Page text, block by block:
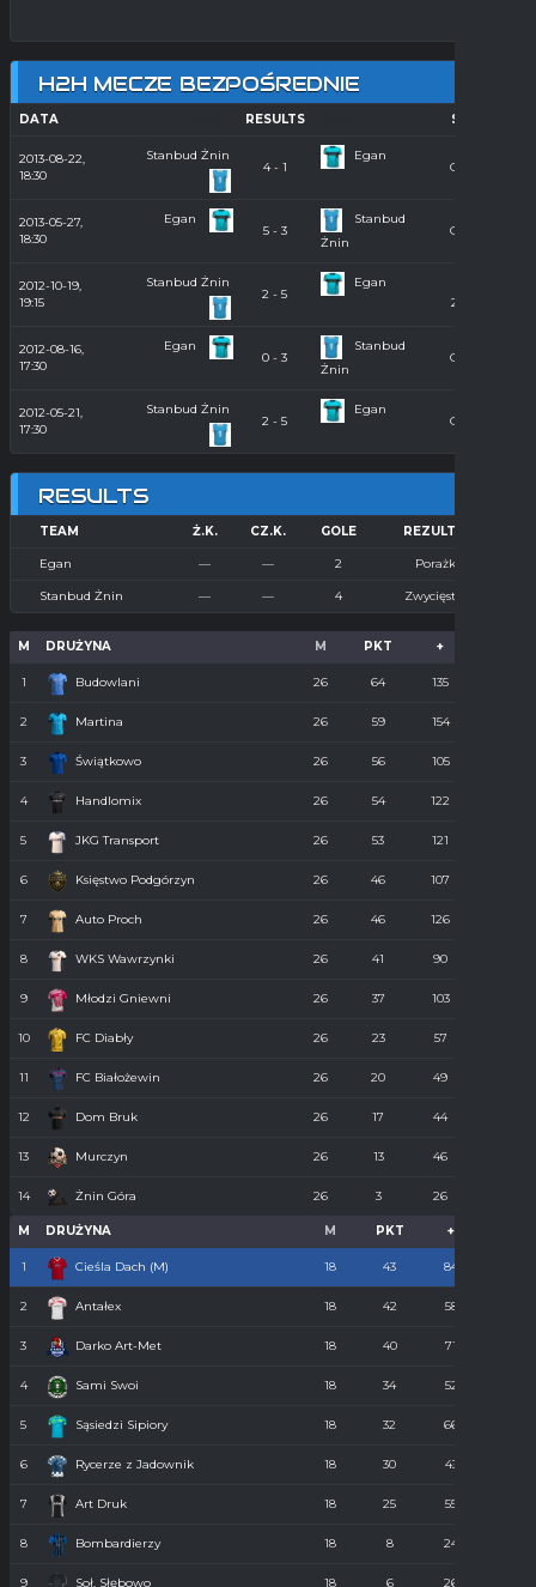
H2H MECZE BEZPOŚREDNIE
DATA RESULTS SEASON
2013-08-22,
18:30
Stanbud Żnin
4 - 1
Egan
Orlik 2013
2013-05-27,
18:30
Egan
5 - 3
Stanbud
Żnin
Orlik 2013
2012-10-19,
19:15
Stanbud Żnin
2 - 5
Egan
2012/2013
2012-08-16,
17:30
Egan
0 - 3
Stanbud
Żnin
Orlik 2012
2012-05-21,
17:30
Stanbud Żnin
2 - 5
Egan
Orlik 2012
RESULTS
TEAM Ż.K. CZ.K. GOLE REZULTAT
Egan — — 2 Porażka
Stanbud Żnin — — 4 Zwycięstwo
M DRUŻYNA M PKT +
1 Budowlani 26 64 135
2 Martina 26 59 154
3 Świątkowo 26 56 105
4 Handlomix 26 54 122
5 JKG Transport 26 53 121
6 Księstwo Podgórzyn 26 46 107
7 Auto Proch 26 46 126
8 WKS Wawrzynki 26 41 90
9 Młodzi Gniewni 26 37 103
10 FC Diabły 26 23 57
11 FC Białożewin 26 20 49
12 Dom Bruk 26 17 44
13 Murczyn 26 13 46
14 Żnin Góra 26 3 26
M DRUŻYNA M PKT +
1 Cieśla Dach (M) 18 43 84
2 Antałex 18 42 58
3 Darko Art-Met 18 40 71
4 Sami Swoi 18 34 52
5 Sąsiedzi Sipiory 18 32 66
6 Rycerze z Jadownik 18 30 43
7 Art Druk 18 25 55
8 Bombardierzy 18 8 24
9 Soł. Słębowo 18 6 26